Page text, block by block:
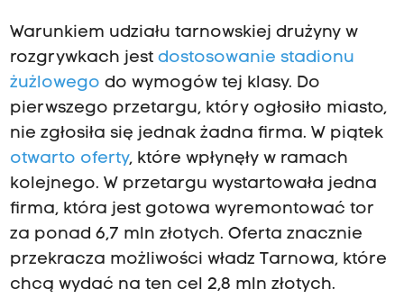
Warunkiem udziału tarnowskiej drużyny w
rozgrywkach jest dostosowanie stadionu
żużlowego do wymogów tej klasy. Do
pierwszego przetargu, który ogłosiło miasto,
nie zgłosiła się jednak żadna firma. W piątek
otwarto oferty, które wpłynęły w ramach
kolejnego. W przetargu wystartowała jedna
firma, która jest gotowa wyremontować tor
za ponad 6,7 mln złotych. Oferta znacznie
przekracza możliwości władz Tarnowa, które
chcą wydać na ten cel 2,8 mln złotych.